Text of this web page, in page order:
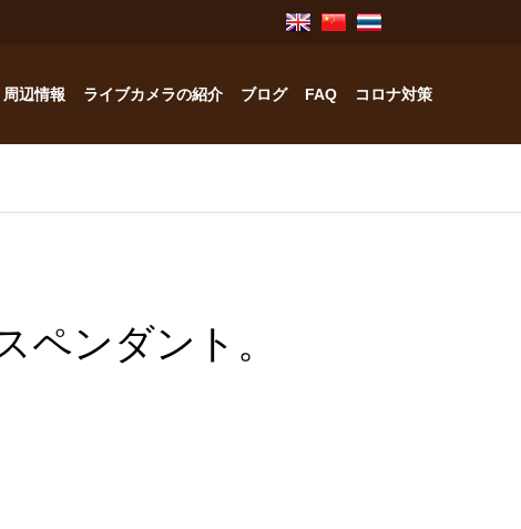
周辺情報
中林工務店
ライブカメラの紹介 ブログ FAQ コロナ対策
ペンダント。